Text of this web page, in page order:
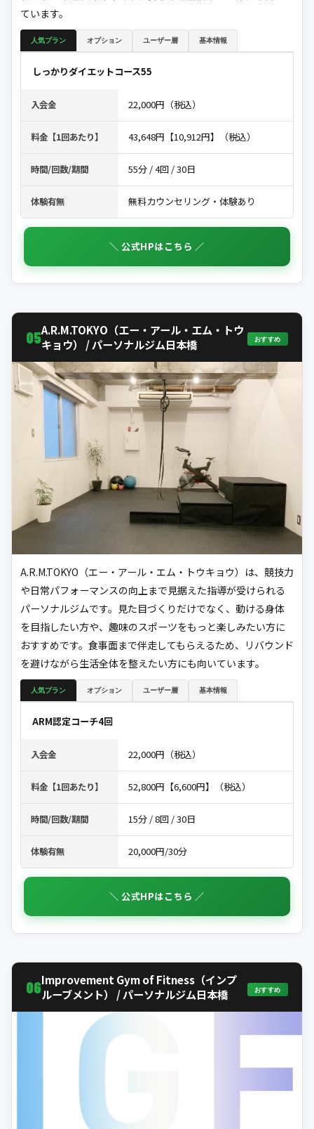
ています。
人気プラン オプション ユーザー層 基本情報
しっかりダイエットコース55
入会金 22,000円（税込）
料金【1回あたり】 43,648円【10,912円】（税込）
時間/回数/期間 55分 / 4回 / 30日
体験有無 無料カウンセリング・体験あり
＼ 公式HPはこちら ／
05A.R.M.TOKYO（エー・アール・エム・トウ
キョウ） / パーソナルジム日本橋
おすすめ
A.R.M.TOKYO（エー・アール・エム・トウキョウ）は、競技力
や日常パフォーマンスの向上まで見据えた指導が受けられる
パーソナルジムです。見た目づくりだけでなく、動ける身体
を目指したい方や、趣味のスポーツをもっと楽しみたい方に
おすすめです。食事面まで伴走してもらえるため、リバウンド
を避けながら生活全体を整えたい方にも向いています。
人気プラン オプション ユーザー層 基本情報
ARM認定コーチ4回
入会金 22,000円（税込）
料金【1回あたり】 52,800円【6,600円】（税込）
時間/回数/期間 15分 / 8回 / 30日
体験有無 20,000円/30分
＼ 公式HPはこちら ／
06Improvement Gym of Fitness（インプ
ルーブメント） / パーソナルジム日本橋
おすすめ